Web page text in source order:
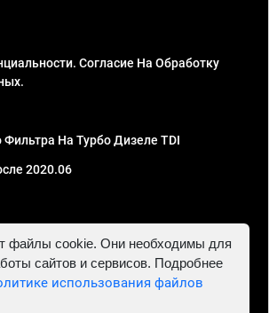
Согласие На Обработку
На Турбо Дизеле TDI
2020.06
Павлович. ИНН 781302555843,
файлы cookie. Они необходимы для
сайтов и сервисов. Подробнее
использования файлов